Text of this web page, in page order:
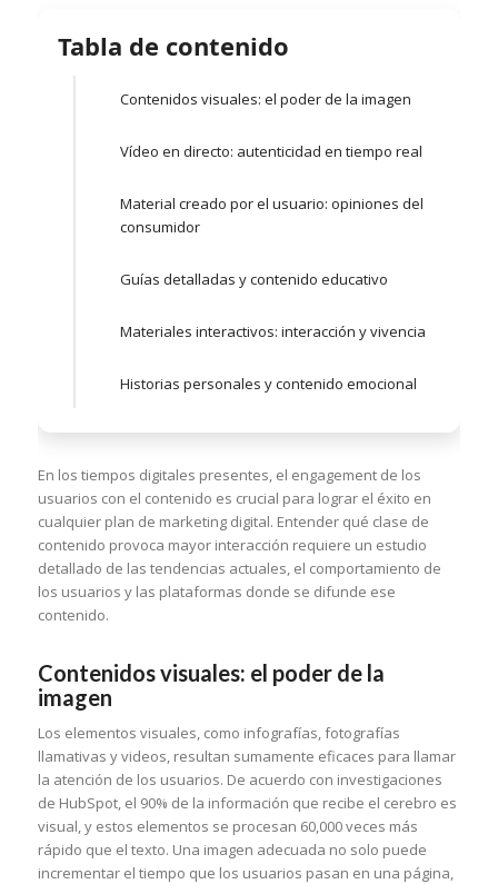
Tabla de contenido
Contenidos visuales: el poder de la imagen
Vídeo en directo: autenticidad en tiempo real
Material creado por el usuario: opiniones del
consumidor
Guías detalladas y contenido educativo
Materiales interactivos: interacción y vivencia
Historias personales y contenido emocional
En los tiempos digitales presentes, el engagement de los
usuarios con el contenido es crucial para lograr el éxito en
cualquier plan de marketing digital. Entender qué clase de
contenido provoca mayor interacción requiere un estudio
detallado de las tendencias actuales, el comportamiento de
los usuarios y las plataformas donde se difunde ese
contenido.
Contenidos visuales: el poder de la
imagen
Los elementos visuales, como infografías, fotografías
llamativas y videos, resultan sumamente eficaces para llamar
la atención de los usuarios. De acuerdo con investigaciones
de HubSpot, el 90% de la información que recibe el cerebro es
visual, y estos elementos se procesan 60,000 veces más
rápido que el texto. Una imagen adecuada no solo puede
incrementar el tiempo que los usuarios pasan en una página,